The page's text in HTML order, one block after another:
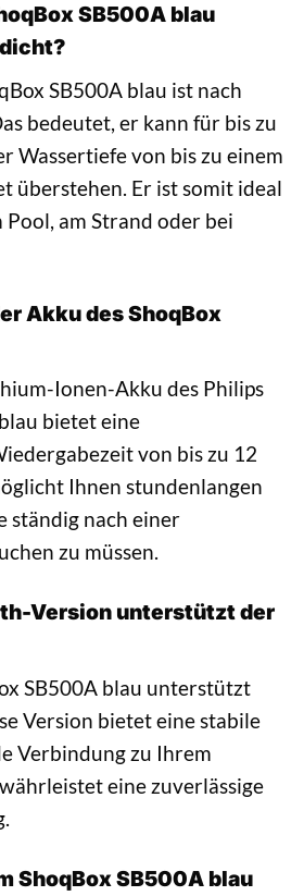
SB500A blau
SB500A blau ist nach
bedeutet, er kann für bis zu
Wassertiefe von bis zu einem
überstehen. Er ist somit ideal
Pool, am Strand oder bei
Akku des ShoqBox
Ionen-Akku des Philips
bietet eine
von bis zu 12
Ihnen stundenlangen
ständig nach einer
zu müssen.
Version unterstützt der
SB500A blau unterstützt
Version bietet eine stabile
Verbindung zu Ihrem
eine zuverlässige
ShoqBox SB500A blau